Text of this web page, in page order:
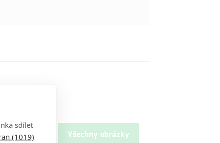
Všechny obrázky
sdílet
(1019)